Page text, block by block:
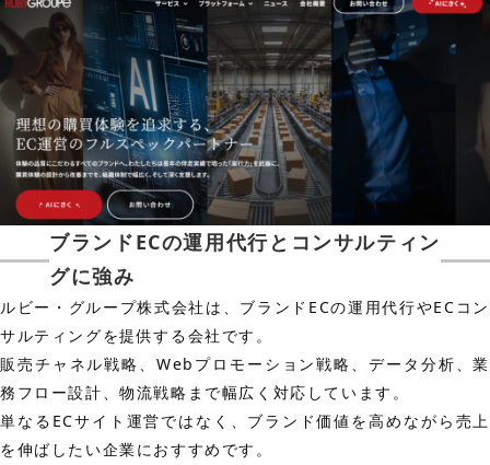
ブランドECの運用代行とコンサルティン
グに強み
ルビー・グループ株式会社は、ブランドECの運用代行やECコン
サルティングを提供する会社です。
販売チャネル戦略、Webプロモーション戦略、データ分析、業
務フロー設計、物流戦略まで幅広く対応しています。
単なるECサイト運営ではなく、ブランド価値を高めながら売上
を伸ばしたい企業におすすめです。